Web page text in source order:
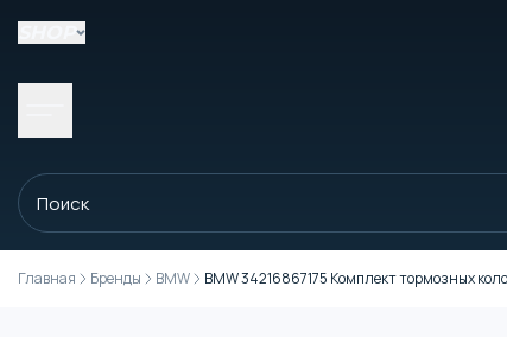
Главная Бренды BMW BMW 34216867175 Комплект тормозных